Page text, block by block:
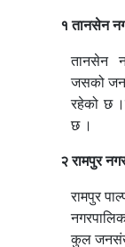
१ तानसेन
तानसेन
जसको
रहेको छ
छ ।
२ रामपुर
रामपुर
कुल